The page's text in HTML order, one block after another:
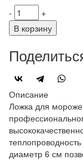
-
+
В корзину
Описание
Ложка для
диаметр 6 см